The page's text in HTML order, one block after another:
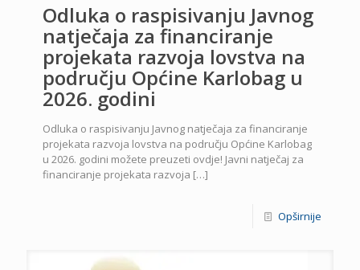
Odluka o raspisivanju Javnog
natječaja za financiranje
projekata razvoja lovstva na
području Općine Karlobag u
2026. godini
Odluka o raspisivanju Javnog natječaja za financiranje
projekata razvoja lovstva na području Općine Karlobag
u 2026. godini možete preuzeti ovdje! Javni natječaj za
financiranje projekata razvoja […]
Opširnije